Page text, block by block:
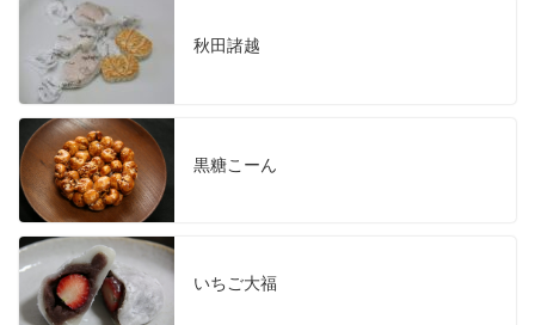
秋田諸越
黒糖こーん
いちご大福